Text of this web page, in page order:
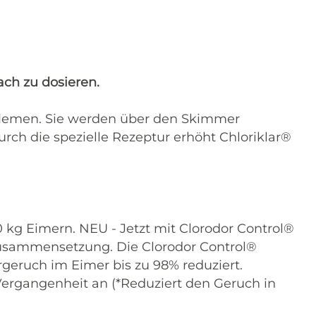
zu dosieren.
Sie werden über den Skimmer
die spezielle Rezeptur erhöht Chloriklar®
Eimern. NEU - Jetzt mit Clorodor Control®
Die Clorodor Control®
im Eimer bis zu 98% reduziert.
an (*Reduziert den Geruch in